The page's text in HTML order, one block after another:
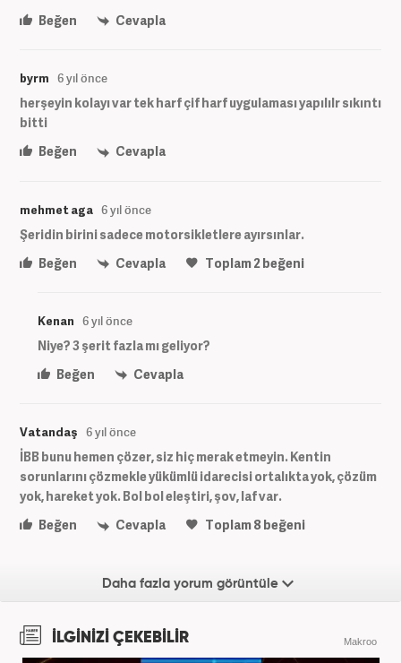
Beğen
Cevapla
byrm 6 yıl önce
herşeyin kolayı var tek harf çif harf uygulaması yapılılr sıkıntı
bitti
Beğen
Cevapla
mehmet aga 6 yıl önce
Şeridin birini sadece motorsikletlere ayırsınlar.
Beğen
Cevapla Toplam2 beğeni
Kenan 6 yıl önce
Niye? 3 şerit fazla mı geliyor?
Beğen
Cevapla
Vatandaş 6 yıl önce
İBB bunu hemen çözer, siz hiç merak etmeyin. Kentin
sorunlarını çözmekle yükümlü idarecisi ortalıkta yok, çözüm
yok, hareket yok. Bol bol eleştiri, şov, laf var.
Beğen
Cevapla Toplam8beğeni
Daha fazla yorum görüntüle
İLGİNİZİ ÇEKEBİLİR Makroo